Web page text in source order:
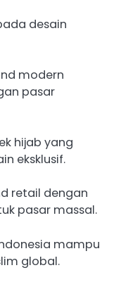
desain
modern
pasar
hijab yang
eksklusif.
retail dengan
pasar massal.
mampu
global.